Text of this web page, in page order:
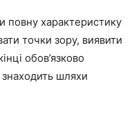
повну характеристику
точки зору, виявити
обов’язково
шляхи